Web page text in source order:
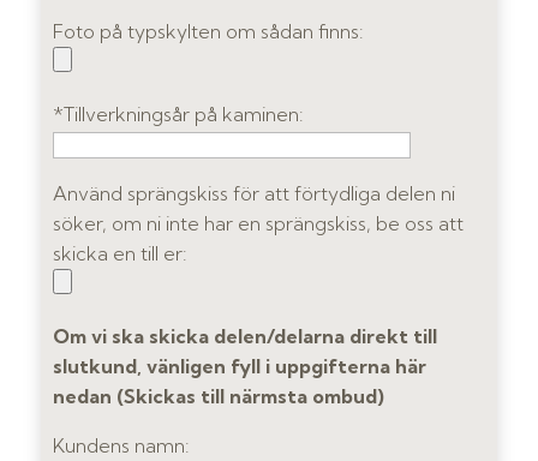
Foto på typskylten om sådan finns:
*Tillverkningsår på kaminen:
Använd sprängskiss för att förtydliga delen ni
söker, om ni inte har en sprängskiss, be oss att
skicka en till er:
Om vi ska skicka delen/delarna direkt till
slutkund, vänligen fyll i uppgifterna här
nedan (Skickas till närmsta ombud)
Kundens namn: